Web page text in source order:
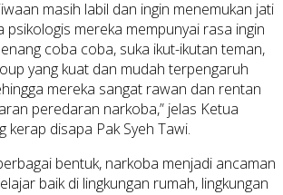
masih labil dan ingin menemukan jati
psikologis mereka mempunyai rasa ingin
coba coba, suka ikut-ikutan teman,
yang kuat dan mudah terpengaruh
mereka sangat rawan dan rentan
peredaran narkoba,” jelas Ketua
kerap disapa Pak Syeh Tawi.
bentuk, narkoba menjadi ancaman
baik di lingkungan rumah, lingkungan